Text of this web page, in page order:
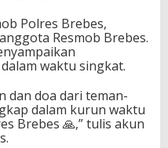
Polres Brebes,
Resmob Brebes.
waktu singkat.
dan doa dari teman-
dalam kurun waktu
Brebes 🙏,” tulis akun